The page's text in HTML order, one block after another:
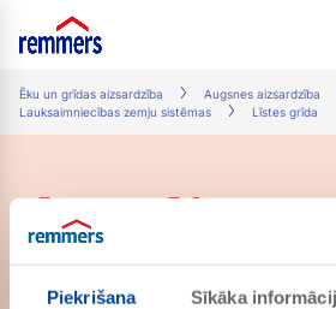
Piekrišana Sīkāka
Ēku un grīdas aizsardzība
Augsnes aizsardzība
Lauksaimniecības zemju sistēmas
Līstes grīda
Līstes grīda
Atrasti 1 produkti